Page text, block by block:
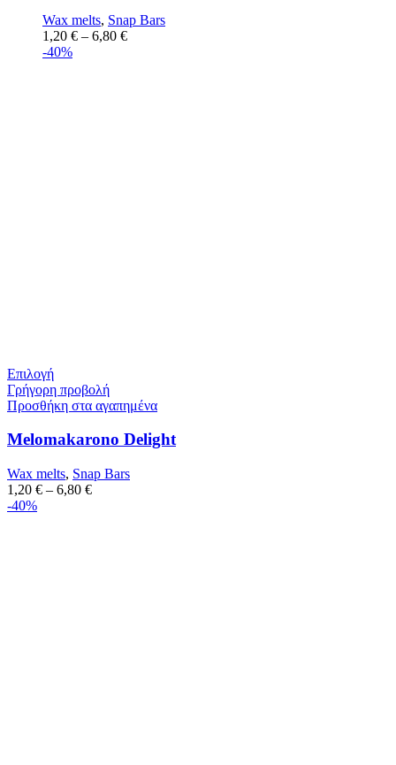
Wax melts, Snap Bars
1,20 € – 6,80 €
-40%
Επιλογή
Γρήγορη προβολή
Προσθήκη στα αγαπημένα
Melomakarono Delight
Wax melts, Snap Bars
1,20 € – 6,80 €
-40%